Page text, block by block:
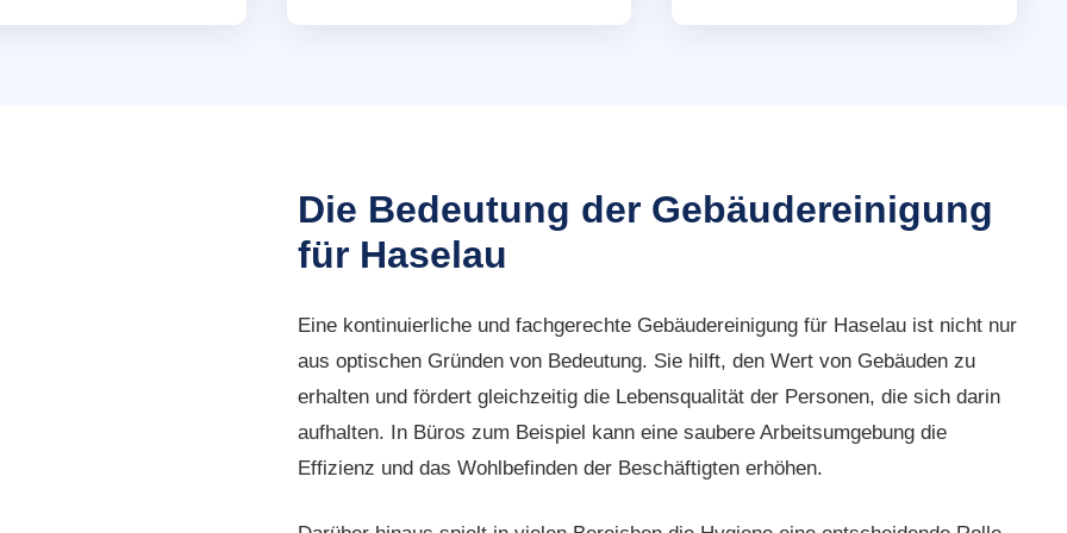
Die Bedeutung der Gebäudereinigung
für Haselau
Eine kontinuierliche und fachgerechte Gebäudereinigung für Haselau ist nicht nur
aus optischen Gründen von Bedeutung. Sie hilft, den Wert von Gebäuden zu
erhalten und fördert gleichzeitig die Lebensqualität der Personen, die sich darin
aufhalten. In Büros zum Beispiel kann eine saubere Arbeitsumgebung die
Effizienz und das Wohlbefinden der Beschäftigten erhöhen.